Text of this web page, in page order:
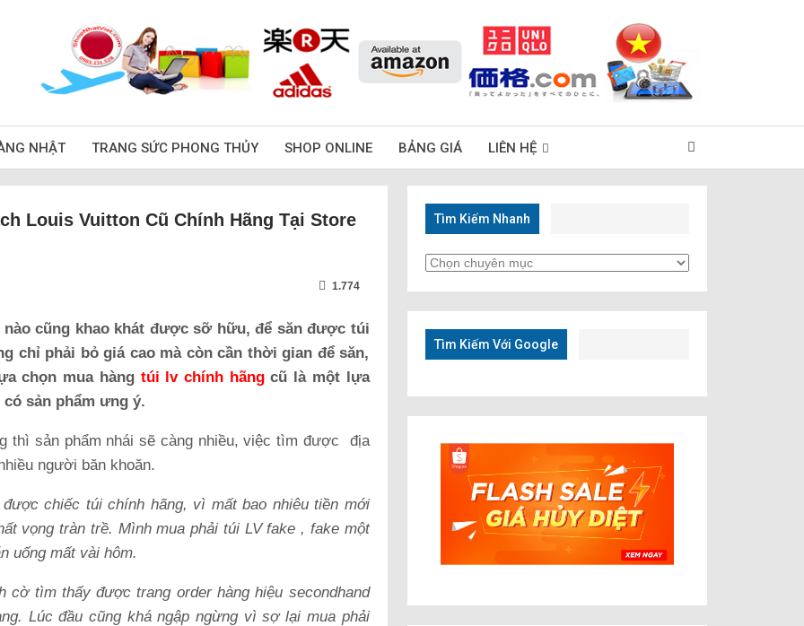
NHẬT TRANG SỨC PHONG THỦY SHOP ONLINE BẢNG GIÁ LIÊN HỆ
Louis Vuitton Cũ Chính Hãng Tại Store
1.774
cũng khao khát được sỡ hữu, để săn được túi
chỉ phải bỏ giá cao mà còn cần thời gian để săn,
chọn mua hàng túi lv chính hãngcũ là một lựa
sản phẩm ưng ý.
thì sản phẩm nhái sẽ càng nhiều, việc tìm được địa
người băn khoăn.
chiếc túi chính hãng, vì mất bao nhiêu tiền mới
vọng tràn trề. Mình mua phải túi LV fake , fake một
uống mất vài hôm.
cờ tìm thấy được trang order hàng hiệu secondhand
Lúc đầu cũng khá ngập ngừng vì sợ lại mua phải
Tìm Kiếm Nhanh
Tìm
Tìm Kiếm Với Google